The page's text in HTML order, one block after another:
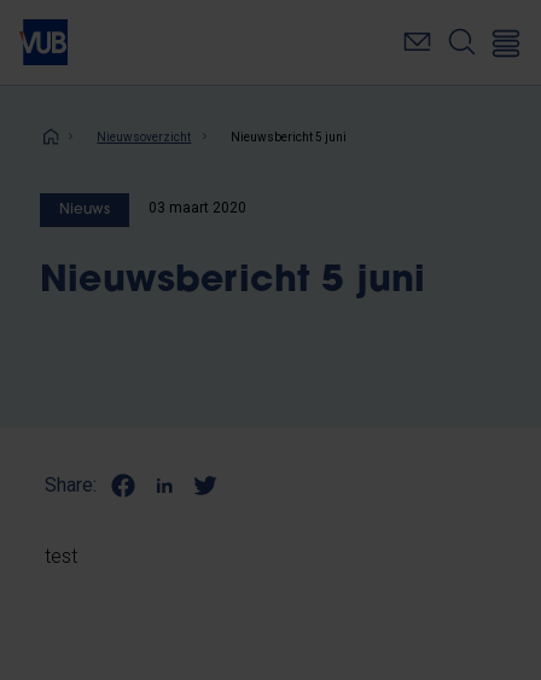
Overslaan
naar
inhoudKruimelpad
Nieuwsoverzicht Nieuwsbericht 5 juni
Nieuws 03 maart 2020
Nieuwsbericht 5 juni
Share:
test